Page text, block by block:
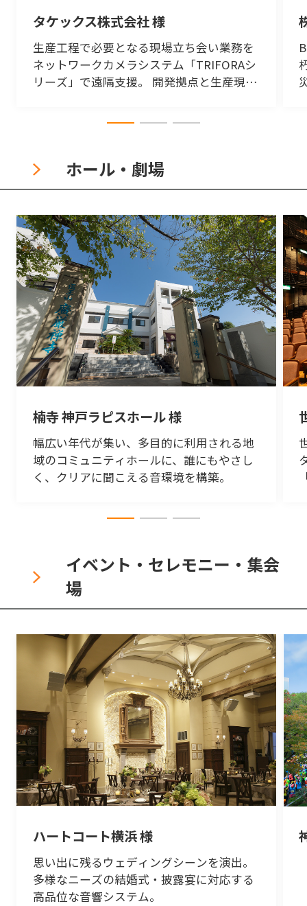
タケックス株式会社 様
生産工程で必要となる現場立ち会い業務を
ネットワークカメラシステム「TRIFORAシ
リーズ」で遠隔支援。 開発拠点と生産現場
ホール・劇場
楠寺 神戸ラピスホール 様
幅広い年代が集い、多目的に利用される地
域のコミュニティホールに、誰にもやさし
く、クリアに聞こえる音環境を構築。
イベント・セレモニー・集会
場
ハートコート横浜 様
思い出に残るウェディングシーンを演出。
多様なニーズの結婚式・披露宴に対応する
高品位な音響システム。